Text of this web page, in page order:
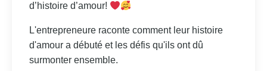
d’histoire d’amour!
L'entrepreneure raconte comment leur histoire
d'amour a débuté et les défis qu'ils ont dû
surmonter ensemble.